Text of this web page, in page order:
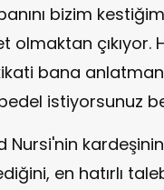
bizim
olmaktan çıkıyor.
bana
istiyorsunuz
Nursi'nin
en hatırlı